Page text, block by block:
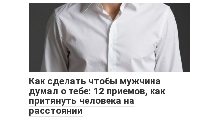
Как сделать чтобы мужчина
думал о тебе: 12 приемов, как
притянуть человека на
расстоянии